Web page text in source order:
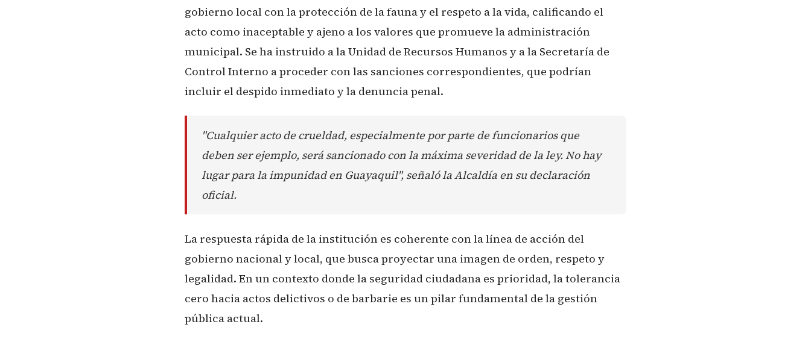
gobierno local con la protección de la fauna y el respeto a la vida, calificando el
acto como inaceptable y ajeno a los valores que promueve la administración
municipal. Se ha instruido a la Unidad de Recursos Humanos y a la Secretaría de
Control Interno a proceder con las sanciones correspondientes, que podrían
incluir el despido inmediato y la denuncia penal.
"Cualquier acto de crueldad, especialmente por parte de funcionarios que
deben ser ejemplo, será sancionado con la máxima severidad de la ley. No hay
lugar para la impunidad en Guayaquil", señaló la Alcaldía en su declaración
oficial.
La respuesta rápida de la institución es coherente con la línea de acción del
gobierno nacional y local, que busca proyectar una imagen de orden, respeto y
legalidad. En un contexto donde la seguridad ciudadana es prioridad, la tolerancia
cero hacia actos delictivos o de barbarie es un pilar fundamental de la gestión
pública actual.